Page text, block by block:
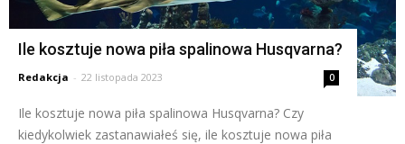
Ile kosztuje nowa piła spalinowa Husqvarna?
Redakcja - 22 listopada 2023 0
Ile kosztuje nowa piła spalinowa Husqvarna? Czy
kiedykolwiek zastanawiałeś się, ile kosztuje nowa piła